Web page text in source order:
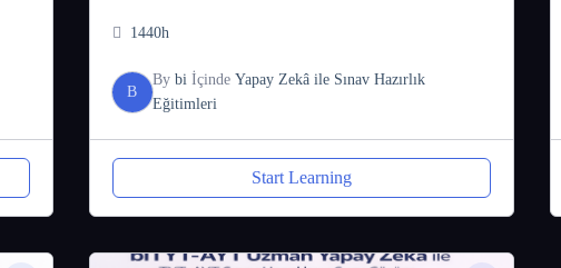
1440h
B
By biİçinde Yapay Zekâ ile Sınav Hazırlık
Eğitimleri
Start Learning